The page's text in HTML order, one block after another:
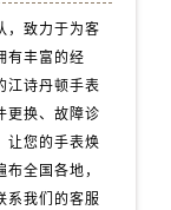
，致力于为客
有丰富的经
江诗丹顿手表
更换、故障诊
让您的手表焕
全国各地，
系我们的客服